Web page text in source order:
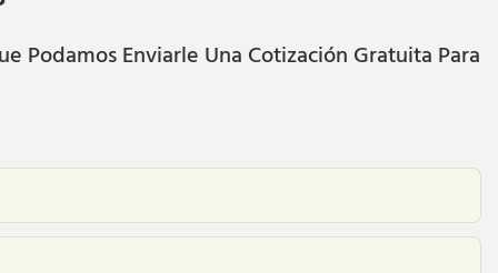
Podamos Enviarle Una Cotización Gratuita Para